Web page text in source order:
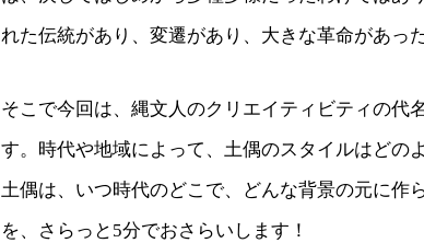
れた伝統があり、変遷があり、大きな革命があっ
そこで今回は、縄文人のクリエイティビティの代
す。時代や地域によって、土偶のスタイルはどの
土偶は、いつ時代のどこで、どんな背景の元に作
を、さらっと5分でおさらいします！